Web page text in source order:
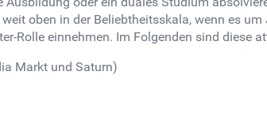
oben in der Beliebtheitsskala, wenn es
Rolle einnehmen. Im Folgenden sind diese
Markt und Saturn)